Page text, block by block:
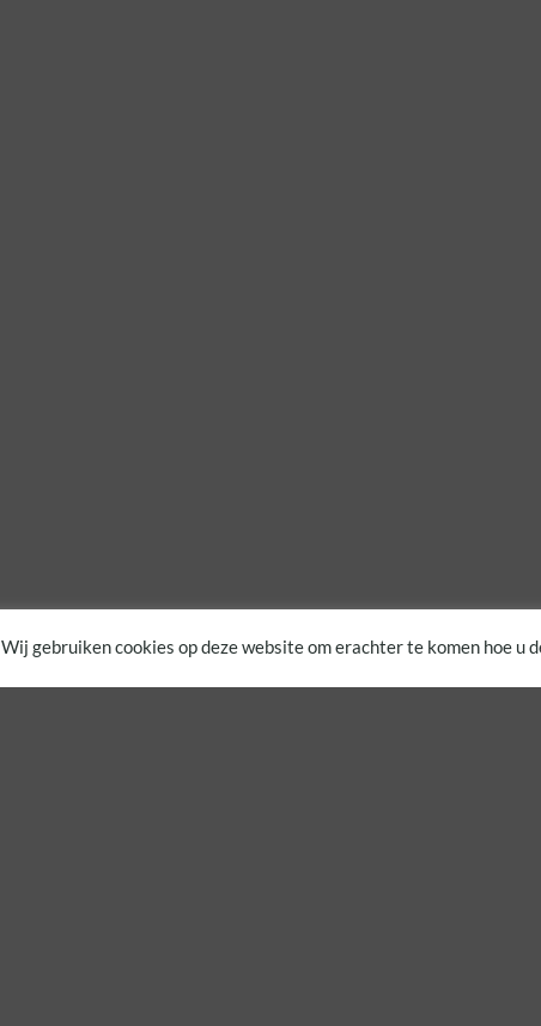
Wij gebruiken cookies op deze website om erachter te komen hoe u